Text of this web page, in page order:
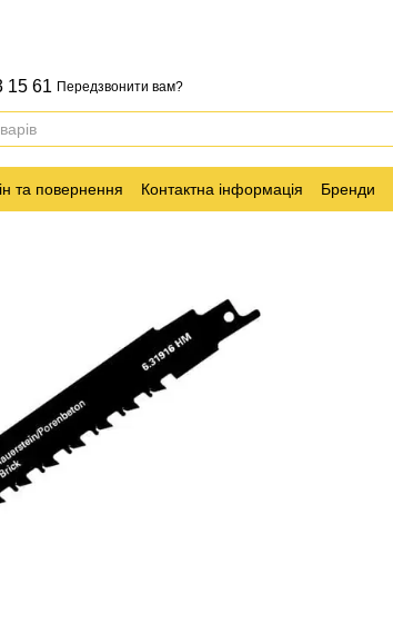
15 61 Передзвонити вам?
та повернення Контактна інформація Бренди